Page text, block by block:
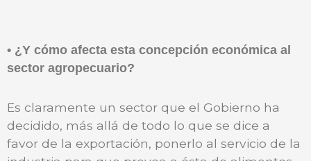
• ¿Y cómo afecta esta concepción económica al
sector agropecuario?
Es claramente un sector que el Gobierno ha
decidido, más allá de todo lo que se dice a
favor de la exportación, ponerlo al servicio de la